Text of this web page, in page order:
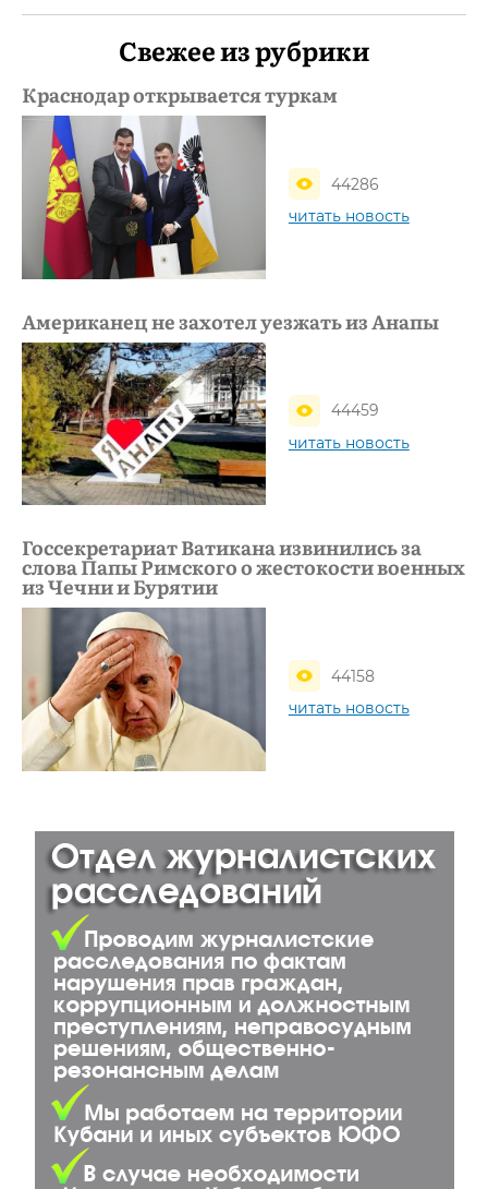
Свежее из рубрики
Краснодар открывается туркам
44286
читать новость
Американец не захотел уезжать из Анапы
44459
читать новость
Госсекретариат Ватикана извинились за
слова Папы Римского о жестокости военных
из Чечни и Бурятии
44158
читать новость